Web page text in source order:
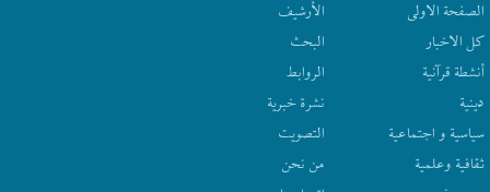
الصفحة الاولى
كل الاخبار
أنشطة قرآنیة
دينية
سیاسیة و اجتماعیة
ثقافیة وعلمیة
الأرشیف
البحث
الروابط
نشرة‌ خبریة
التصويت
من نحن